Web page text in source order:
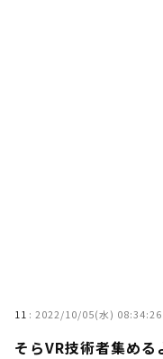
11 : 2022/10/05(水)
そらVR技術者集め